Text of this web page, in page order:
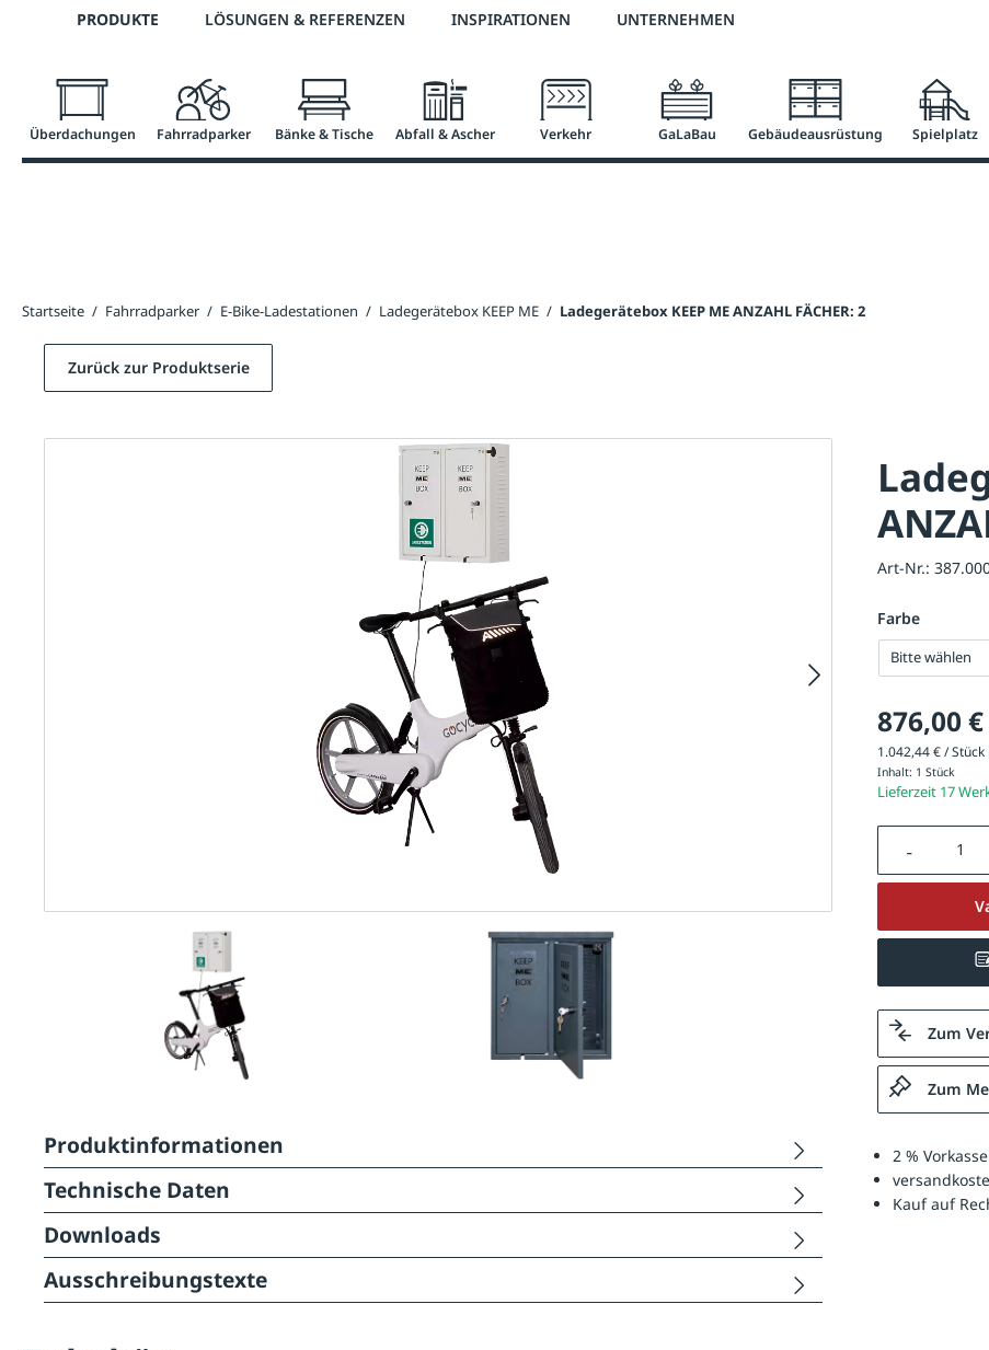
Zur Hauptnavigation springen
Telefon: 0800 / 100 49 02 2 % Vorkassen-Skonto versandkostenfrei ab 50 €
PRODUKTE LÖSUNGEN & REFERENZEN INSPIRATIONEN UNTERNEHMEN
Überdachungen Fahrradparker Bänke & Tische Abfall & Ascher Verkehr GaLaBau Gebäudeausrüstung Spielplatz
Startseite / Fahrradparker / E-Bike-Ladestationen / Ladegerätebox KEEP ME / Ladegerätebox KEEP ME ANZAHL FÄCHER: 2
Art-Nr.:
Farbe
Bitte wählen
876,00 €
1.042,44 € /
Inhalt: 1 Stück
Lieferzeit 17
Produkt
Zum
Zum
2 %
Kauf auf
Zurück zur Produktserie
Produktinformationen
Technische Daten
Downloads
Ausschreibungstexte